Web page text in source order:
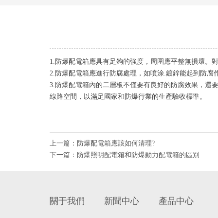
1. 防爆配電箱應具有足夠的強度，周圍應平整無損壞。
2. 防爆配電箱應進行防腐處理，如噴涂.鍍鋅能起到防腐
3.防爆配電箱內的二層板不僅要有良好的防腐效果，還
線路空間，以滿足國家和防爆行業的生產驗收標準。
上一篇： 防爆配電箱應該如何清理?
下一篇： 防爆照明配電箱和防爆動力配電箱的區別
關于我們 新聞中心 產品中心